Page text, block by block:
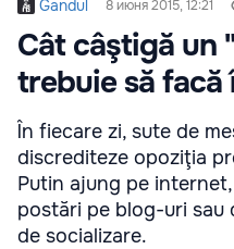
Gandul 8 июня 2015, 12:21
Cât câştigă un
trebuie să facă
În fiecare zi, sute de
discrediteze opoziţia
Putin ajung pe
postări pe blog-uri sau
de socializare.